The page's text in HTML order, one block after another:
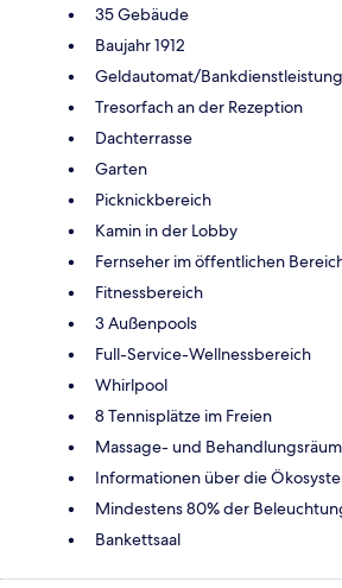
35 Gebäude
Baujahr 1912
Geldautomat/
Tresorfach an der Rezeption
Dachterrasse
Garten
Picknickbereich
Kamin in der Lobby
Fernseher im öffentlichen
Fitnessbereich
3 Außenpools
Full-Service-Wellnessbereich
Whirlpool
8 Tennisplätze im Freien
Massage- und
Informationen über die
Mindestens 80% der
Bankettsaal